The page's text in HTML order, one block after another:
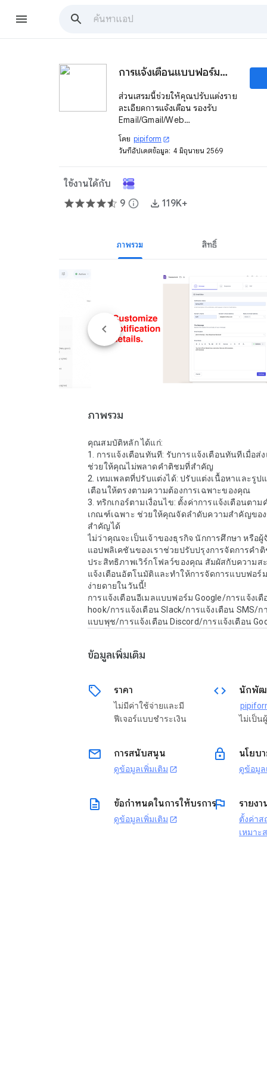
การแจ้งเตือนแบบฟอร์มสำหรับ Google Forms™
ส่วนเสริมนี้ช่วยให้คุณปรับแต่งราย
ละเอียดการแจ้งเตือน รองรับ
Email/Gmail/Web
hook/Slack/SMS/Push/Discor
d/Google Chat™ การแจ้งเตือน
7 รายการ เครื่องมือ 1 รายการ
โดย pipiform open_in_new
วันที่อัปเดตข้อมูล: 4 มิถุนายน 2569
ใช้งานได้กับ
9 info 119K+
ภาพรวม สิทธิ์
ภาพรวม
คุณสมบัติหลัก ได้แก่:
1. การแจ้งเตือนทันที: รับการแจ้งเตือนทันทีเมื่อส่
ช่วยให้คุณไม่พลาดคำติชมที่สำคัญ
2. เทมเพลตที่ปรับแต่งได้: ปรับแต่งเนื้อหาและรูป
เตือนให้ตรงตามความต้องการเฉพาะของคุณ
3. ทริกเกอร์ตามเงื่อนไข: ตั้งค่าการแจ้งเตือนตาม
เกณฑ์เฉพาะ ช่วยให้คุณจัดลำดับความสำคัญขอ
สำคัญได้
ไม่ว่าคุณจะเป็นเจ้าของธุรกิจ นักการศึกษา หรือผู้
แอปพลิเคชันของเราช่วยปรับปรุงการจัดการคำ
ประสิทธิภาพเวิร์กโฟลว์ของคุณ สัมผัสกับความส
แจ้งเตือนอัตโนมัติและทำให้การจัดการแบบฟอร์
ง่ายดายในวันนี้!
การแจ้งเตือนอีเมลแบบฟอร์ม Google/การแจ้งเตื
hook/การแจ้งเตือน Slack/การแจ้งเตือน SMS/ก
แบบพุช/การแจ้งเตือน Discord/การแจ้งเตือน
ข้อมูลเพิ่มเติม
sell ราคา
ไม่มีค่าใช้จ่ายและมี
ฟีเจอร์แบบชำระเงิน
code นักพัฒ
ไม่เป็น
email การสนับสนุน
ดูข้อมูลเพิ่มเติม open_in_new
lock นโยบ
ดูข้อมูล
description ข้อกำหนดในการให้บริการ
ดูข้อมูลเพิ่มเติม open_in_new
flag รายงา
ตั้งค่าส
เหมาะ